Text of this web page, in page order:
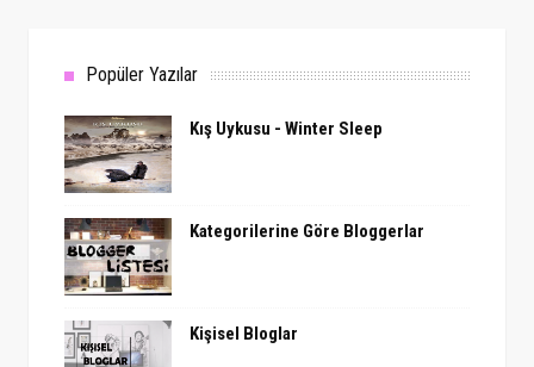
Popüler Yazılar
Kış Uykusu - Winter Sleep
Kategorilerine Göre Bloggerlar
Kişisel Bloglar